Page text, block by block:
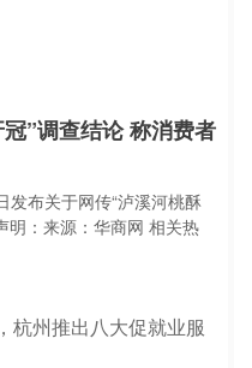
”调查结论 称消费者
发布关于网传“泸溪河桃酥
明：来源：华商网 相关热